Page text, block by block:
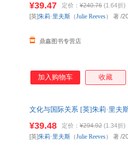
¥39.47 定价： ¥240.76 (1.64折)
鼎鑫图书专营店
[英]朱莉·里夫斯 （Julie Reeves） 著 /
加入购物车 收藏
文化与国际关系 [英]朱莉·里夫
¥39.48 定价： ¥294.92 (1.34折)
[英]朱莉·里夫斯 （Julie Reeves） 著 /